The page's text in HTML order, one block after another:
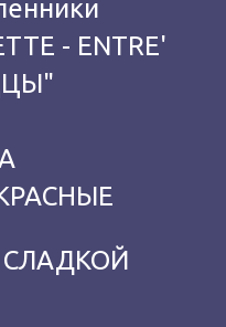
- ENTRE'
СЛАДКОЙ